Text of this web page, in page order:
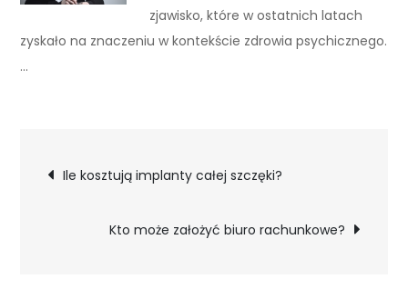
zjawisko, które w ostatnich latach
zyskało na znaczeniu w kontekście zdrowia psychicznego.
…
Nawigacja
wpisu
Ile kosztują implanty całej szczęki?
Kto może założyć biuro rachunkowe?